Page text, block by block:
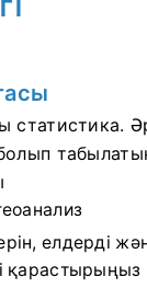
елдерді
қарастырыңыз